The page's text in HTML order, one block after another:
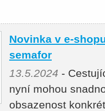
Novinka v e-
semafor
13.5.2024 -
nyní mohou
obsazenost